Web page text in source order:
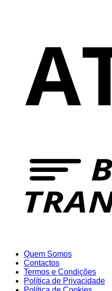
Quem Somos
Contactos
Termos e Condições
Política de Privacidade